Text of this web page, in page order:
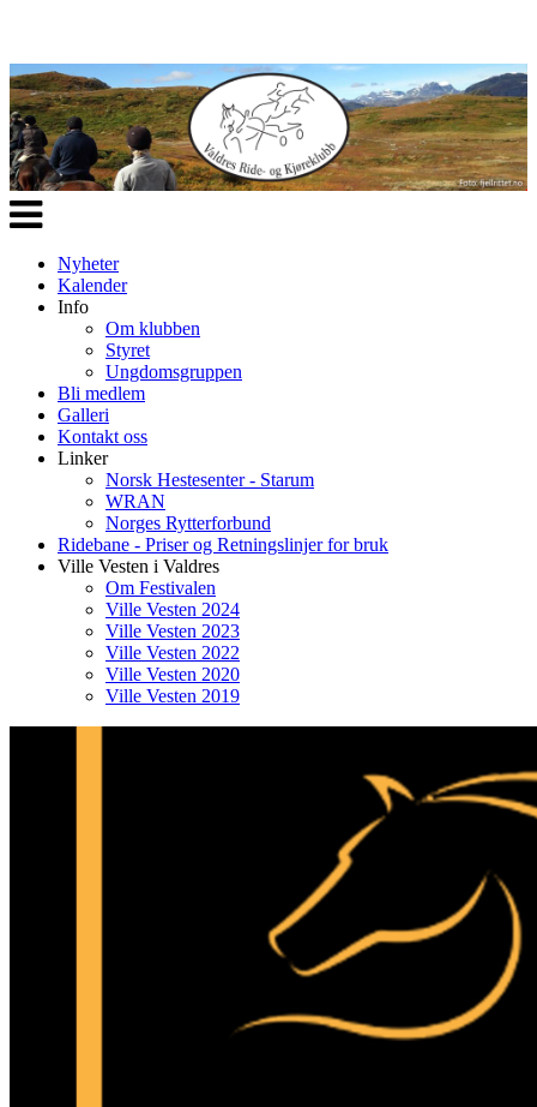
Veksle
navigasjon
Nyheter
Kalender
Info
Om klubben
Styret
Ungdomsgruppen
Bli medlem
Galleri
Kontakt oss
Linker
Norsk Hestesenter - Starum
WRAN
Norges Rytterforbund
Ridebane - Priser og Retningslinjer for bruk
Ville Vesten i Valdres
Om Festivalen
Ville Vesten 2024
Ville Vesten 2023
Ville Vesten 2022
Ville Vesten 2020
Ville Vesten 2019